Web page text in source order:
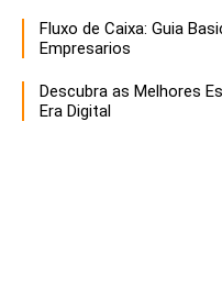
Fluxo de Caixa: Guia
Empresarios
Descubra as Melhores
Era Digital